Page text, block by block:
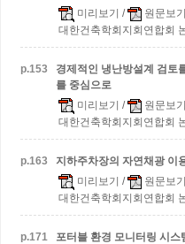
미리보기 / 원문보기
대한건축학회지회연합회
p.153
경제적인 냉난방설계 검토
를 중심으로
미리보기 / 원문보기
대한건축학회지회연합회
p.163
지하주차장의 자연채광 이
미리보기 / 원문보기
대한건축학회지회연합회
p.171
포터블 환경 모니터링 시